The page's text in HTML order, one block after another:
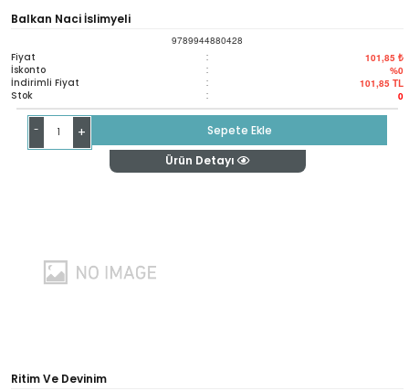
Balkan Naci İslimyeli
9789944880428
Fiyat : 101,85 ₺
İskonto : %0
İndirimli Fiyat : 101,85 TL
Stok : 0
- +
Sepete Ekle
Ürün Detayı
Ritim Ve Devinim